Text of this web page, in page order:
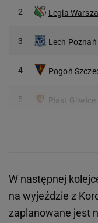
2 Legia
3 Lech Poznań
4 Pogoń
5 Piast Gliwice
W następnej
na wyjeździe z
zaplanowane jest